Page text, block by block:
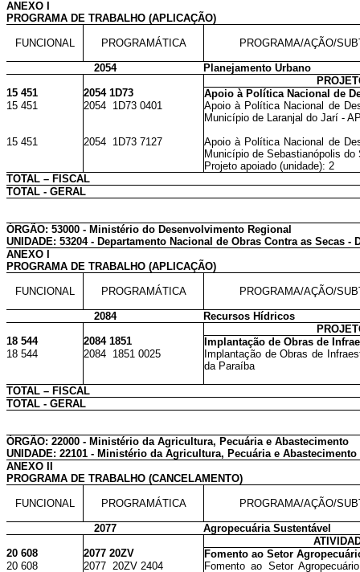
ANEXO I
PROGRAMA DE TRABALHO (APLICAÇÃO)
FUNCIONAL PROGRAMÁTICA PROGRAMA/AÇÃO/
2054
Planejamento Urbano
15 451
2054 1D73
Apoio à Política Nacional de
15 451
2054 1D73 0401
Apoio à Política Nacional de
Município de Laranjal do Jarí -
15 451
2054 1D73 7127
Apoio à Política Nacional de
Município de Sebastianópolis do
Projeto apoiado (unidade): 2
TOTAL – FISCAL
TOTAL - GERAL
ÓRGÃO: 53000 - Ministério do Desenvolvimento Regional
UNIDADE: 53204 - Departamento Nacional de Obras Contra as Secas -
ANEXO I
PROGRAMA DE TRABALHO (APLICAÇÃO)
FUNCIONAL PROGRAMÁTICA PROGRAMA/AÇÃO/
2084
Recursos Hídricos
18 544
2084 1851
Implantação de Obras de
18 544
2084 1851 0025
Implantação de Obras de
da Paraíba
TOTAL – FISCAL
TOTAL - GERAL
ÓRGÃO: 22000 - Ministério da Agricultura, Pecuária e Abastecimento
UNIDADE: 22101 - Ministério da Agricultura, Pecuária e
ANEXO II
PROGRAMA DE TRABALHO (CANCELAMENTO)
FUNCIONAL PROGRAMÁTICA PROGRAMA/AÇÃO/
2077
Agropecuária Sustentável
20 608
2077 20ZV
Fomento ao Setor
20 608
2077 20ZV 2404 Fomento ao Setor